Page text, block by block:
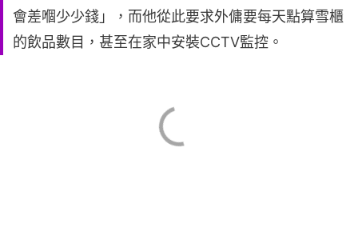
會差嗰少少錢」，而他從此要求外傭要每天點算雪櫃
的飲品數目，甚至在家中安裝CCTV監控。